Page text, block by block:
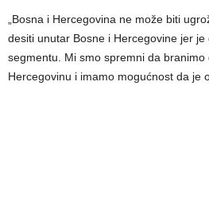
„Bosna i Hercegovina ne može biti
desiti unutar Bosne i Hercegovine jer
segmentu. Mi smo spremni da branimo
Hercegovinu i imamo mogućnost da je